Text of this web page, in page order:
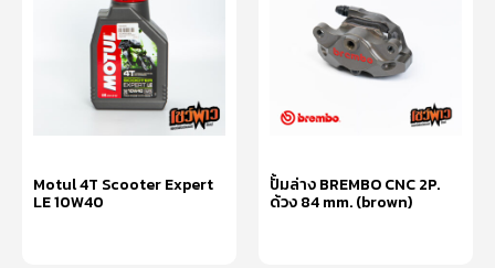
Motul 4T Scooter Expert
LE 10W40
ปั้มล่าง BREMBO CNC 2P.
ด้วง 84 mm. (brown)